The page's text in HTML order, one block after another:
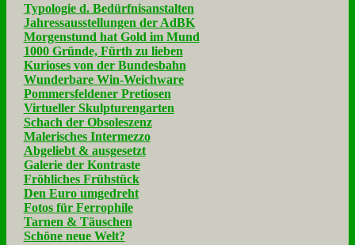
Typologie d. Bedürfnisanstalten
Jahressausstellungen der AdBK
Morgenstund hat Gold im Mund
1000 Gründe, Fürth zu lieben
Kurioses von der Bundesbahn
Wunderbare Win-Weichware
Pommersfeldener Pretiosen
Virtueller Skulpturengarten
Schach der Obsoleszenz
Malerisches Intermezzo
Abgeliebt & ausgesetzt
Galerie der Kontraste
Fröhliches Frühstück
Den Euro umgedreht
Fotos für Ferrophile
Tarnen & Täuschen
Schöne neue Welt?